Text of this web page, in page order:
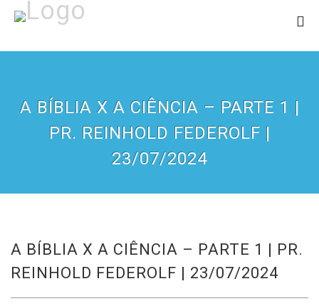
A BÍBLIA X A CIÊNCIA – PARTE 1 |
PR. REINHOLD FEDEROLF |
23/07/2024
A BÍBLIA X A CIÊNCIA – PARTE 1 | PR.
REINHOLD FEDEROLF | 23/07/2024